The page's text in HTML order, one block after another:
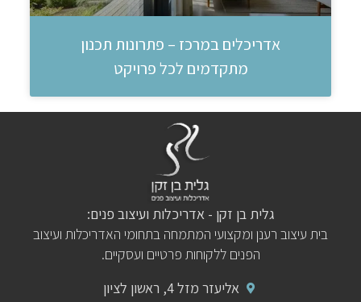
אדריכלים במרכז – פתרונות תכנון
מתקדמים לכל פרויקט
גלית בן זקן - אדריכלות ועיצוב פנים:
בית עיצוב רענן ומקצועי המתמחה בתחומי האדריכלות ועיצוב
הפנים ללקוחות פרטיים ועסקיים.
אליעזר מזל 4, ראשון לציון